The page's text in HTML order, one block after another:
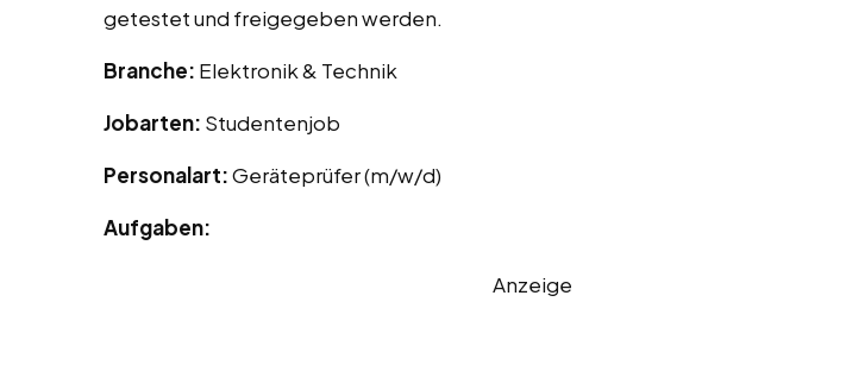
getestet und freigegeben werden.
Branche: Elektronik & Technik
Jobarten: Studentenjob
Personalart:Geräteprüfer (m/w/d)
Aufgaben:
Anzeige